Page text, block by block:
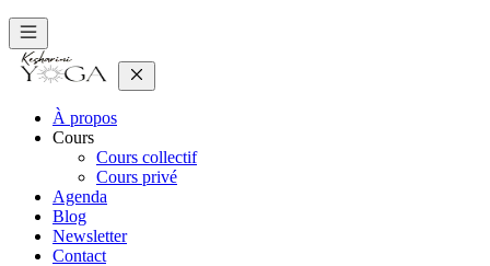
À propos
Cours
Cours collectif
Cours privé
Agenda
Blog
Newsletter
Contact